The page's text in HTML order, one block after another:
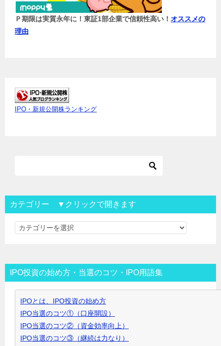
Ｐ期限は実質永年に！東証1部企業で信頼性高い！ オススメの
理由
IPO・新規公開株ランキング
カテゴリー ▼クリックで開きます
カ
リ
ー
▼
ク
リ
ッ
ク
IPO投資の始め方・当選のコツ・IPO用語集
IPOとは、IPO投資の始め方
IPO当選のコツ①（口座開設）
IPO当選のコツ②（資金効率向上）
IPO当選のコツ③（継続は力なり）